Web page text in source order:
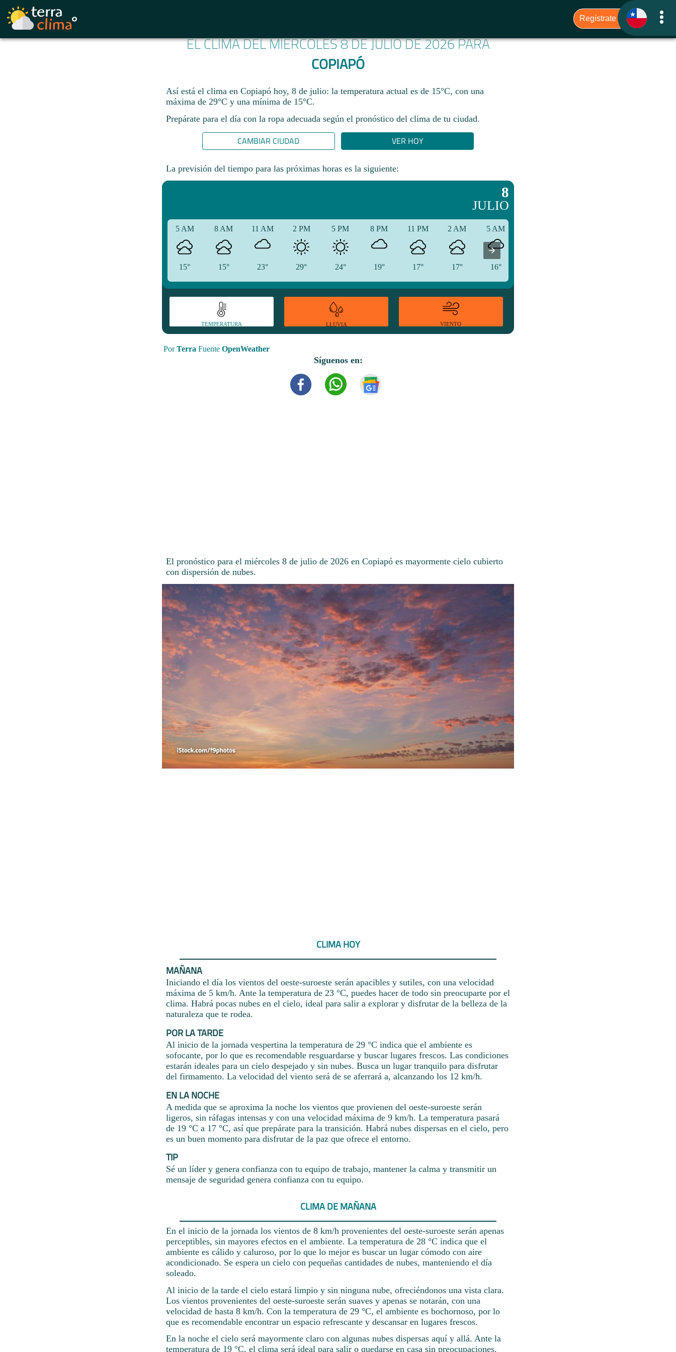
EL CLIMA DEL MIÉRCOLES 8 DE JULIO DE 2026 PARA
COPIAPÓ
Así está el clima en Copiapó hoy, 8 de julio: la temperatura actual es de 15°C, con una
máxima de 29°C y una mínima de 15°C.
Prepárate para el día con la ropa adecuada según el pronóstico del clima de tu ciudad.​
CAMBIAR CIUDAD VER HOY
La previsión del tiempo para las próximas horas es la siguiente:
8
JULIO
5 AM
15°
8 AM
15°
11 AM
23°
2 PM
29°
5 PM
24°
8 PM
19°
11 PM
17°
2 AM
17°
5 AM
16°
TEMPERATURA LLUVIA VIENTO
PorTerra Fuente OpenWeather
Síguenos en:
El pronóstico para el miércoles 8 de julio de 2026 en Copiapó es mayormente cielo cubierto
con dispersión de nubes.
CLIMA HOY
MAÑANA
Iniciando el día los vientos del oeste-suroeste serán apacibles y sutiles, con una velocidad
máxima de 5 km/h. Ante la temperatura de 23 °C, puedes hacer de todo sin preocuparte por el
clima. Habrá pocas nubes en el cielo, ideal para salir a explorar y disfrutar de la belleza de la
naturaleza que te rodea.
POR LA TARDE
Al inicio de la jornada vespertina la temperatura de 29 °C indica que el ambiente es
sofocante, por lo que es recomendable resguardarse y buscar lugares frescos. Las condiciones
estarán ideales para un cielo despejado y sin nubes. Busca un lugar tranquilo para disfrutar
del firmamento. La velocidad del viento será de se aferrará a, alcanzando los 12 km/h.
EN LA NOCHE
A medida que se aproxima la noche los vientos que provienen del oeste-suroeste serán
ligeros, sin ráfagas intensas y con una velocidad máxima de 9 km/h. La temperatura pasará
de 19 °C a 17 °C, así que prepárate para la transición. Habrá nubes dispersas en el cielo, pero
es un buen momento para disfrutar de la paz que ofrece el entorno.
TIP
Sé un líder y genera confianza con tu equipo de trabajo, mantener la calma y transmitir un
mensaje de seguridad genera confianza con tu equipo.
CLIMA DE MAÑANA
En el inicio de la jornada los vientos de 8 km/h provenientes del oeste-suroeste serán apenas
perceptibles, sin mayores efectos en el ambiente. La temperatura de 28 °C indica que el
ambiente es cálido y caluroso, por lo que lo mejor es buscar un lugar cómodo con aire
acondicionado. Se espera un cielo con pequeñas cantidades de nubes, manteniendo el día
soleado.
Al inicio de la tarde el cielo estará limpio y sin ninguna nube, ofreciéndonos una vista clara.
Los vientos provenientes del oeste-suroeste serán suaves y apenas se notarán, con una
velocidad de hasta 8 km/h. Con la temperatura de 29 °C, el ambiente es bochornoso, por lo
que es recomendable encontrar un espacio refrescante y descansar en lugares frescos.
En la noche el cielo será mayormente claro con algunas nubes dispersas aquí y allá. Ante la
temperatura de 19 °C, el clima será ideal para salir o quedarse en casa sin preocupaciones.